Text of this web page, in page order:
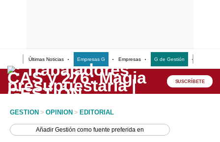
Últimas Noticias Empresas G Empresas G de Gestión
Lo último
Peru Quiosco SUSCRÍBETE
GESTION > OPINION > EDITORIAL
AñadirGestión como fuente preferida en